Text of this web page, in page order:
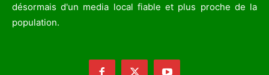
désormais d'un media local fiable et plus proche de la
population.